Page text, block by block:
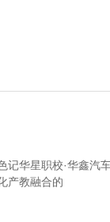
记华星职校·华鑫汽
产教融合的